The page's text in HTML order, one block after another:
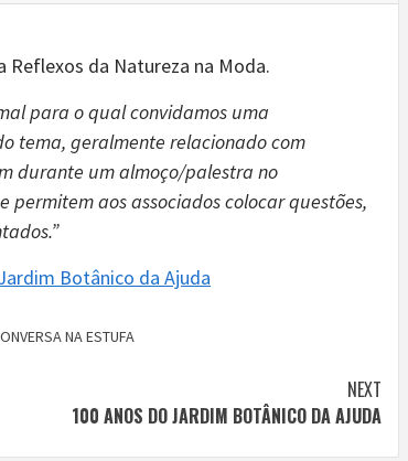
Reflexos da Natureza na Moda.
para o qual convidamos uma
tema, geralmente relacionado com
durante um almoço/palestra no
aos associados colocar questões,
Botânico da Ajuda
NA ESTUFA
NEXT
100 ANOS DO JARDIM BOTÂNICO DA AJUDA